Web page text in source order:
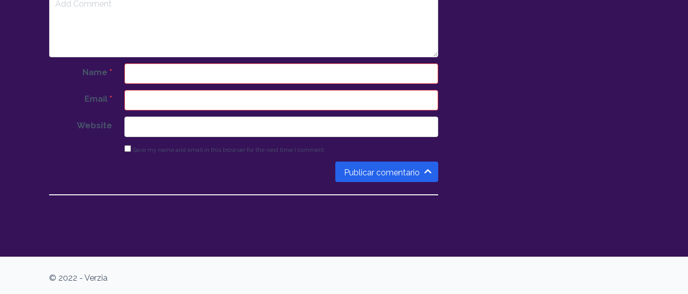
Name *
Email *
Website
Save my name and email in this browser for the next time I comment.
Publicar comentario
© 2022 - Verzia